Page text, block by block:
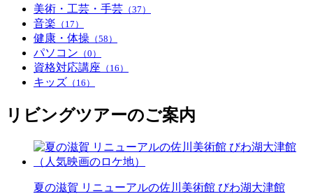
美術・工芸・手芸 （37）
音楽 （17）
健康・体操 （58）
パソコン （0）
資格対応講座 （16）
キッズ （16）
リビングツアーのご案内
夏の滋賀 リニューアルの佐川美術館 びわ湖大津館